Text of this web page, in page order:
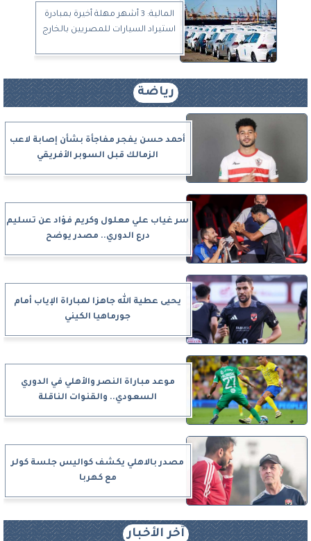
المالية: 3 أشهر مهلة أخيرة بمبادرة
استيراد السيارات للمصريين بالخارج
رياضة
أحمد حسن يفجر مفاجأة بشأن إصابة لاعب
الزمالك قبل السوبر الأفريقي
سر غياب علي معلول وكريم فؤاد عن تسليم
درع الدوري.. مصدر يوضح
يحيى عطية الله جاهزا لمباراة الإياب أمام
جورماهيا الكيني
موعد مباراة النصر والأهلي في الدوري
السعودي.. والقنوات الناقلة
مصدر بالاهلي يكشف كواليس جلسة كولر
مع كهربا
آخر الأخبار